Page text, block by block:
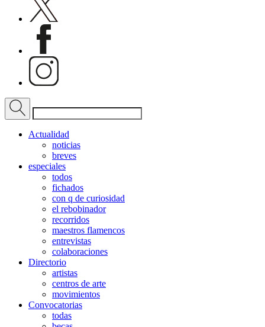
Actualidad
noticias
breves
especiales
todos
fichados
con q de curiosidad
el rebobinador
recorridos
maestros flamencos
entrevistas
colaboraciones
Directorio
artistas
centros de arte
movimientos
Convocatorias
todas